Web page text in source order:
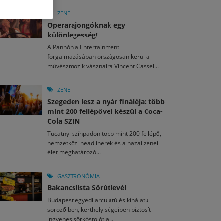
2026. JÚL. 15.
nézők 10 kedvenc filmje 2026 első félévében
án hozzánk is megérkezik a Rocktábor
2026. JÚL. 30.
el a gyereket!
a jubileumi Művészetek Völgye – még öt
egy mese: 30 napos mesekihívást indít a Libri
2026. MÁJ. 11.
László kapta az Artisjus Irodalmi Nagydíjat
ZENE
Operarajongóknak egy
különlegesség!
A Pannónia Entertainment
forgalmazásában országosan kerül a
művészmozik vásznaira Vincent Cassel...
ZENE
Szegeden lesz a nyár fináléja: több
mint 200 fellépővel készül a Coca-
Cola SZIN
Tucatnyi színpadon több mint 200 fellépő,
nemzetközi headlinerek és a hazai zenei
élet meghatározó...
GASZTRONÓMIA
Bakancslista Sörútlevél
Budapest egyedi arculatú és kínálatú
sörözőiben, kerthelyiségeiben biztosít
ingyenes sörkóstolót a...